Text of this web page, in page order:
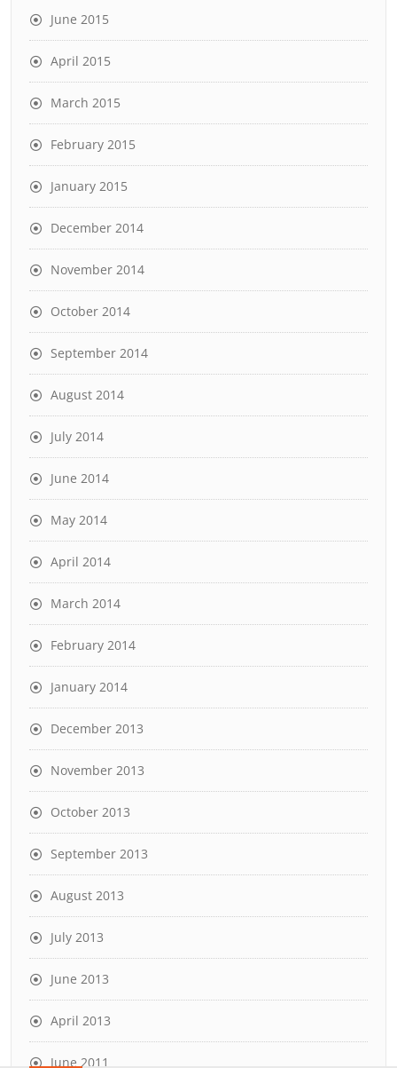
June 2015
April 2015
March 2015
February 2015
January 2015
December 2014
November 2014
October 2014
September 2014
August 2014
July 2014
June 2014
May 2014
April 2014
March 2014
February 2014
January 2014
December 2013
November 2013
October 2013
September 2013
August 2013
July 2013
June 2013
April 2013
June 2011